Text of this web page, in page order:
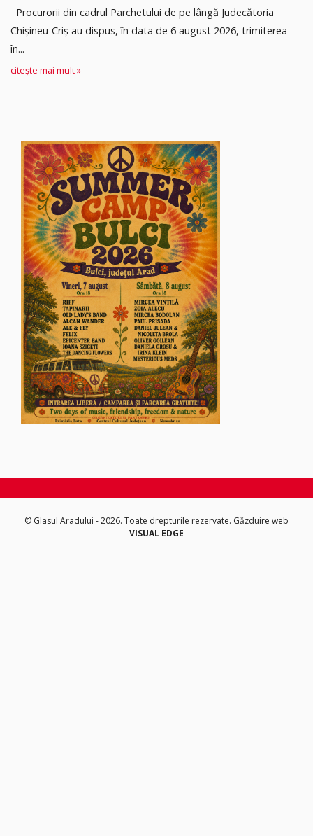
Procurorii din cadrul Parchetului de pe lângă Judecătoria
Chișineu-Criș au dispus, în data de 6 august 2026, trimiterea
în...
citește mai mult »
© Glasul Aradului - 2026. Toate drepturile rezervate. Găzduire web
VISUAL EDGE